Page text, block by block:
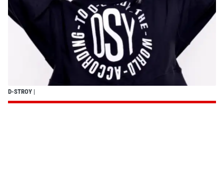
D-STROY |